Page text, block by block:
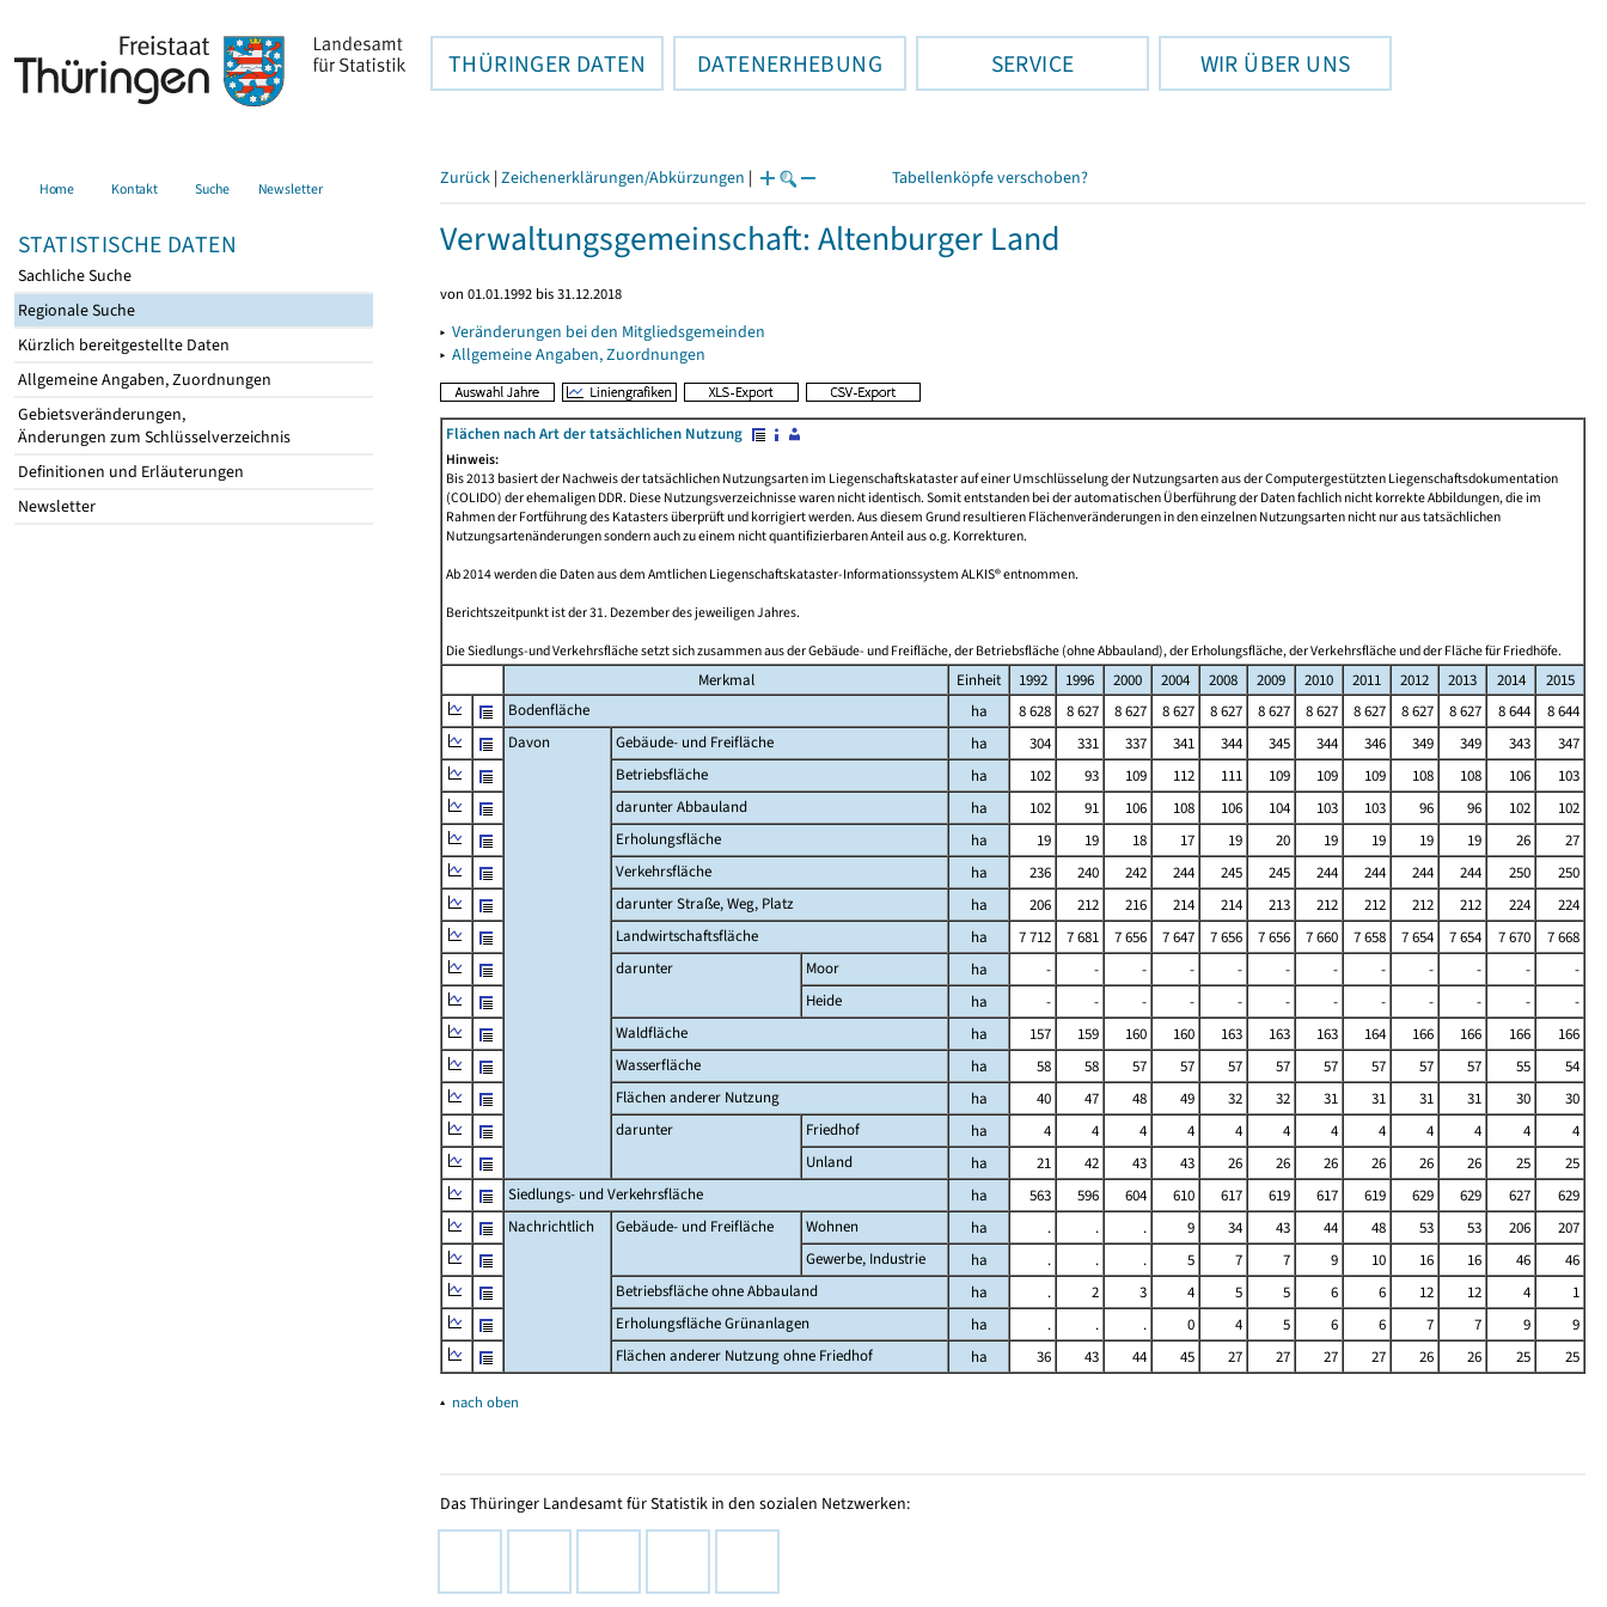
THÜRINGER DATEN DATENERHEBUNG SERVICE WIR ÜBER UNS
Home Kontakt Suche Newsletter
STATISTISCHE DATEN
Sachliche Suche
Regionale Suche
Kürzlich bereitgestellte Daten
Allgemeine Angaben, Zuordnungen
Gebietsveränderungen,
Änderungen zum Schlüsselverzeichnis
Definitionen und Erläuterungen
Newsletter
Zurück | Zeichenerklärungen/Abkürzungen | Tabellenköpfe verschoben?
Verwaltungsgemeinschaft: Altenburger Land
von 01.01.1992 bis 31.12.2018
▸ Veränderungen bei den Mitgliedsgemeinden
▸ Allgemeine Angaben, Zuordnungen
Flächen nach Art der tatsächlichen Nutzung
Hinweis:
Bis 2013 basiert der Nachweis der tatsächlichen Nutzungsarten im Liegenschaftskataster auf einer Umschlüsselung der Nutzungsarten aus der Computergestützten Liegenschaftsdokumentation
(COLIDO) der ehemaligen DDR. Diese Nutzungsverzeichnisse waren nicht identisch. Somit entstanden bei der automatischen Überführung der Daten fachlich nicht korrekte Abbildungen, die im
Rahmen der Fortführung des Katasters überprüft und korrigiert werden. Aus diesem Grund resultieren Flächenveränderungen in den einzelnen Nutzungsarten nicht nur aus tatsächlichen
Nutzungsartenänderungen sondern auch zu einem nicht quantifizierbaren Anteil aus o.g. Korrekturen.
Ab 2014 werden die Daten aus dem Amtlichen Liegenschaftskataster-Informationssystem ALKIS® entnommen.
Berichtszeitpunkt ist der 31. Dezember des jeweiligen Jahres.
Die Siedlungs-und Verkehrsfläche setzt sich zusammen aus der Gebäude- und Freifläche, der Betriebsfläche (ohne Abbauland), der Erholungsfläche, der Verkehrsfläche und der Fläche für Friedhöfe.
Merkmal Einheit 1992 1996 2000 2004 2008 2009 2010 2011 2012 2013 2014
2015
Bodenfläche
ha 8 628 8 627 8 627 8 627 8 627 8 627 8 627 8 627 8 627 8 627 8 644
8 644
Davon
Gebäude- und Freifläche ha 304 331 337 341 344 345 344 346 349 349 343
347
Betriebsfläche
ha 102 93 109 112 111 109 109 109 108 108 106
103
darunter Abbauland
ha 102 91 106 108 106 104 103 103 96 96 102
102
Erholungsfläche
ha 19 19 18 17 19 20 19 19 19 19 26
27
Verkehrsfläche
ha 236 240 242 244 245 245 244 244 244 244 250
250
darunter Straße, Weg, Platz
ha 206 212 216 214 214 213 212 212 212 212 224
224
Landwirtschaftsfläche
ha 7 712 7 681 7 656 7 647 7 656 7 656 7 660 7 658 7 654 7 654 7 670
7 668
darunter
Moor ha - - - - - - - - - - -
-
Heide
ha - - - - - - - - - - -
-
Waldfläche
ha 157 159 160 160 163 163 163 164 166 166 166
166
Wasserfläche
ha 58 58 57 57 57 57 57 57 57 57 55
54
Flächen anderer Nutzung
ha 40 47 48 49 32 32 31 31 31 31 30
30
darunter
Friedhof ha 4 4 4 4 4 4 4 4 4 4 4
4
Unland
ha 21 42 43 43 26 26 26 26 26 26 25
25
Siedlungs- und Verkehrsfläche
ha 563 596 604 610 617 619 617 619 629 629 627
629
Nachrichtlich
Gebäude- und Freifläche Wohnen ha . . . 9 34 43 44 48 53 53 206
207
Gewerbe, Industrie
ha . . . 5 7 7 9 10 16 16 46
46
Betriebsfläche ohne Abbauland
ha . 2 3 4 5 5 6 6 12 12 4
1
Erholungsfläche Grünanlagen
ha . . . 0 4 5 6 6 7 7 9
9
Flächen anderer Nutzung ohne Friedhof
ha 36 43 44 45 27 27 27 27 26 26 25 25
▴ nach oben
Das Thüringer Landesamt für Statistik in den sozialen Netzwerken: